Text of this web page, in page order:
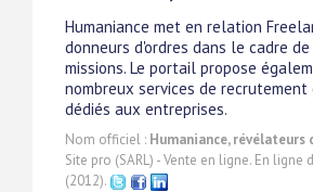
Humaniance met en relation
donneurs d'ordres dans le cadre
missions. Le portail propose
nombreux services de recrutement
dédiés aux entreprises.
Nom officiel : Humaniance, révélateurs
Site pro (SARL) - Vente en ligne. En ligne
(2012).